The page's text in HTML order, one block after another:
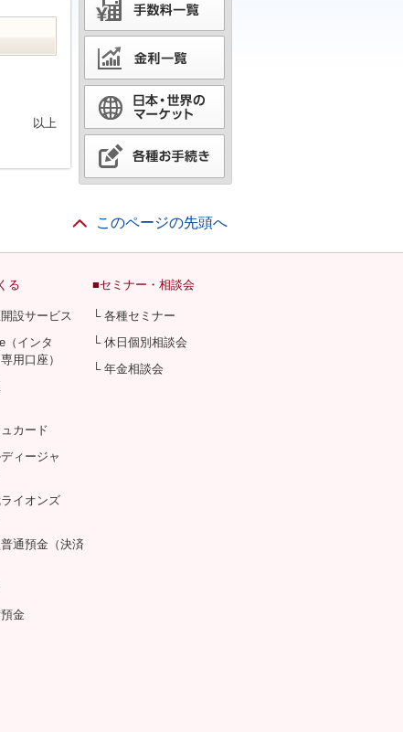
以上
このページの先頭へ
る
設サービス
（インタ
用口座）
カード
ィージャ
イオンズ
通預金（決済
金
■セミナー・相談会
└ 各種セミナー
└ 休日個別相談会
└ 年金相談会